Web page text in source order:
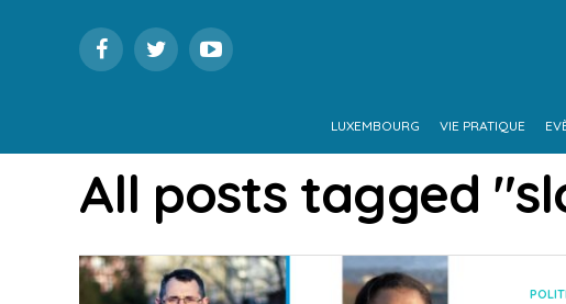
LUXEMBOURG VIE PRATIQUE
All posts tagged